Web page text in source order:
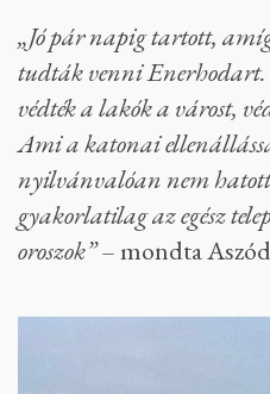
„Jó pár napig tartott,
tudták venni
védték a lakók a várost,
Ami a katonai
nyilvánvalóan nem
gyakorlatilag az egész
oroszok”– mondta